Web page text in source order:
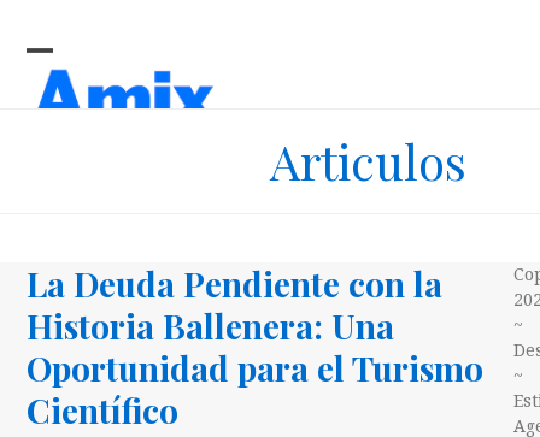
Open
mobile
Close
mobile
Articulos
La Deuda Pendiente con la
Historia Ballenera: Una
Oportunidad para el Turismo
Científico
~
~